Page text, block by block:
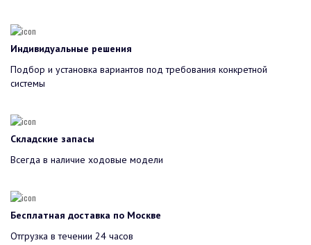
Индивидуальные решения
Подбор и установка вариантов под требования конкретной
системы
Складские запасы
Всегда в наличие ходовые модели
Бесплатная доставка по Москве
Отгрузка в течении 24 часов